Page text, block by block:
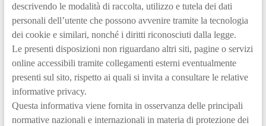
descrivendo le modalità di raccolta, utilizzo e tutela dei dati
personali dell’utente che possono avvenire tramite la tecnologia
dei cookie e similari, nonché i diritti riconosciuti dalla legge.
Le presenti disposizioni non riguardano altri siti, pagine o servizi
online accessibili tramite collegamenti esterni eventualmente
presenti sul sito, rispetto ai quali si invita a consultare le relative
informative privacy.
Questa informativa viene fornita in osservanza delle principali
normative nazionali e internazionali in materia di protezione dei